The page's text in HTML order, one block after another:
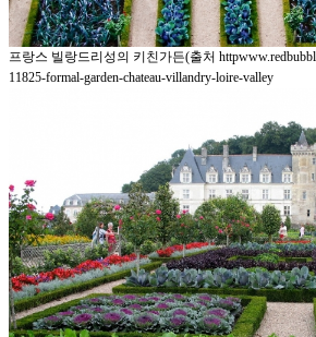
프랑스 빌랑드리성의 키친가든(출처
11825-formal-garden-chateau-villandry-loire-valley